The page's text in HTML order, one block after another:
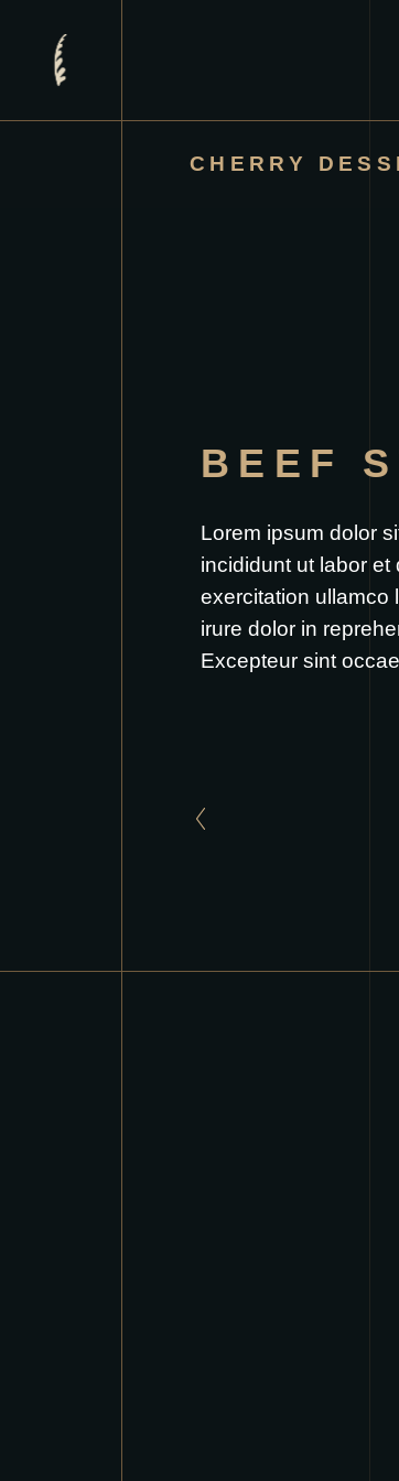
CHERRY
BEEF
Lorem ipsum dolor
incididunt ut labor et
exercitation ullamco
irure dolor in
Excepteur sint